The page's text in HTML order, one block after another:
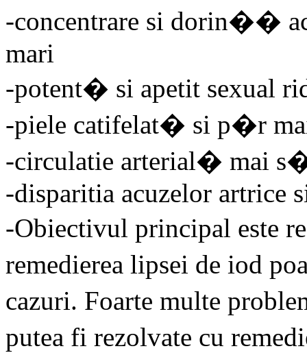
-concentrare si dorin��
mari
-potent� si apetit sexual
-piele catifelat� si p�r
-circulatie arterial� mai
-disparitia acuzelor artrice
-Obiectivul principal este
remedierea lipsei de iod
cazuri. Foarte multe
putea fi rezolvate cu